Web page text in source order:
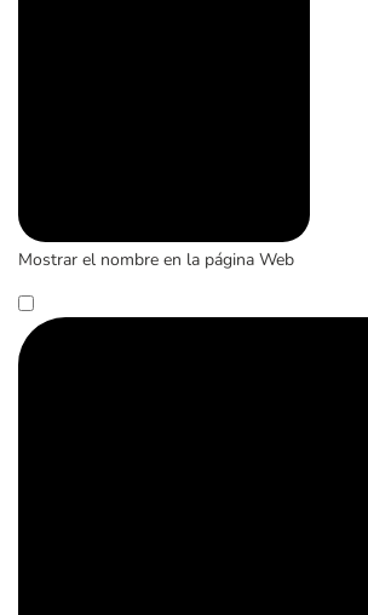
Mostrar el nombre en la página Web